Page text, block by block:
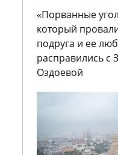
«Порванные
который
подруга и ее
расправились с
Оздоевой